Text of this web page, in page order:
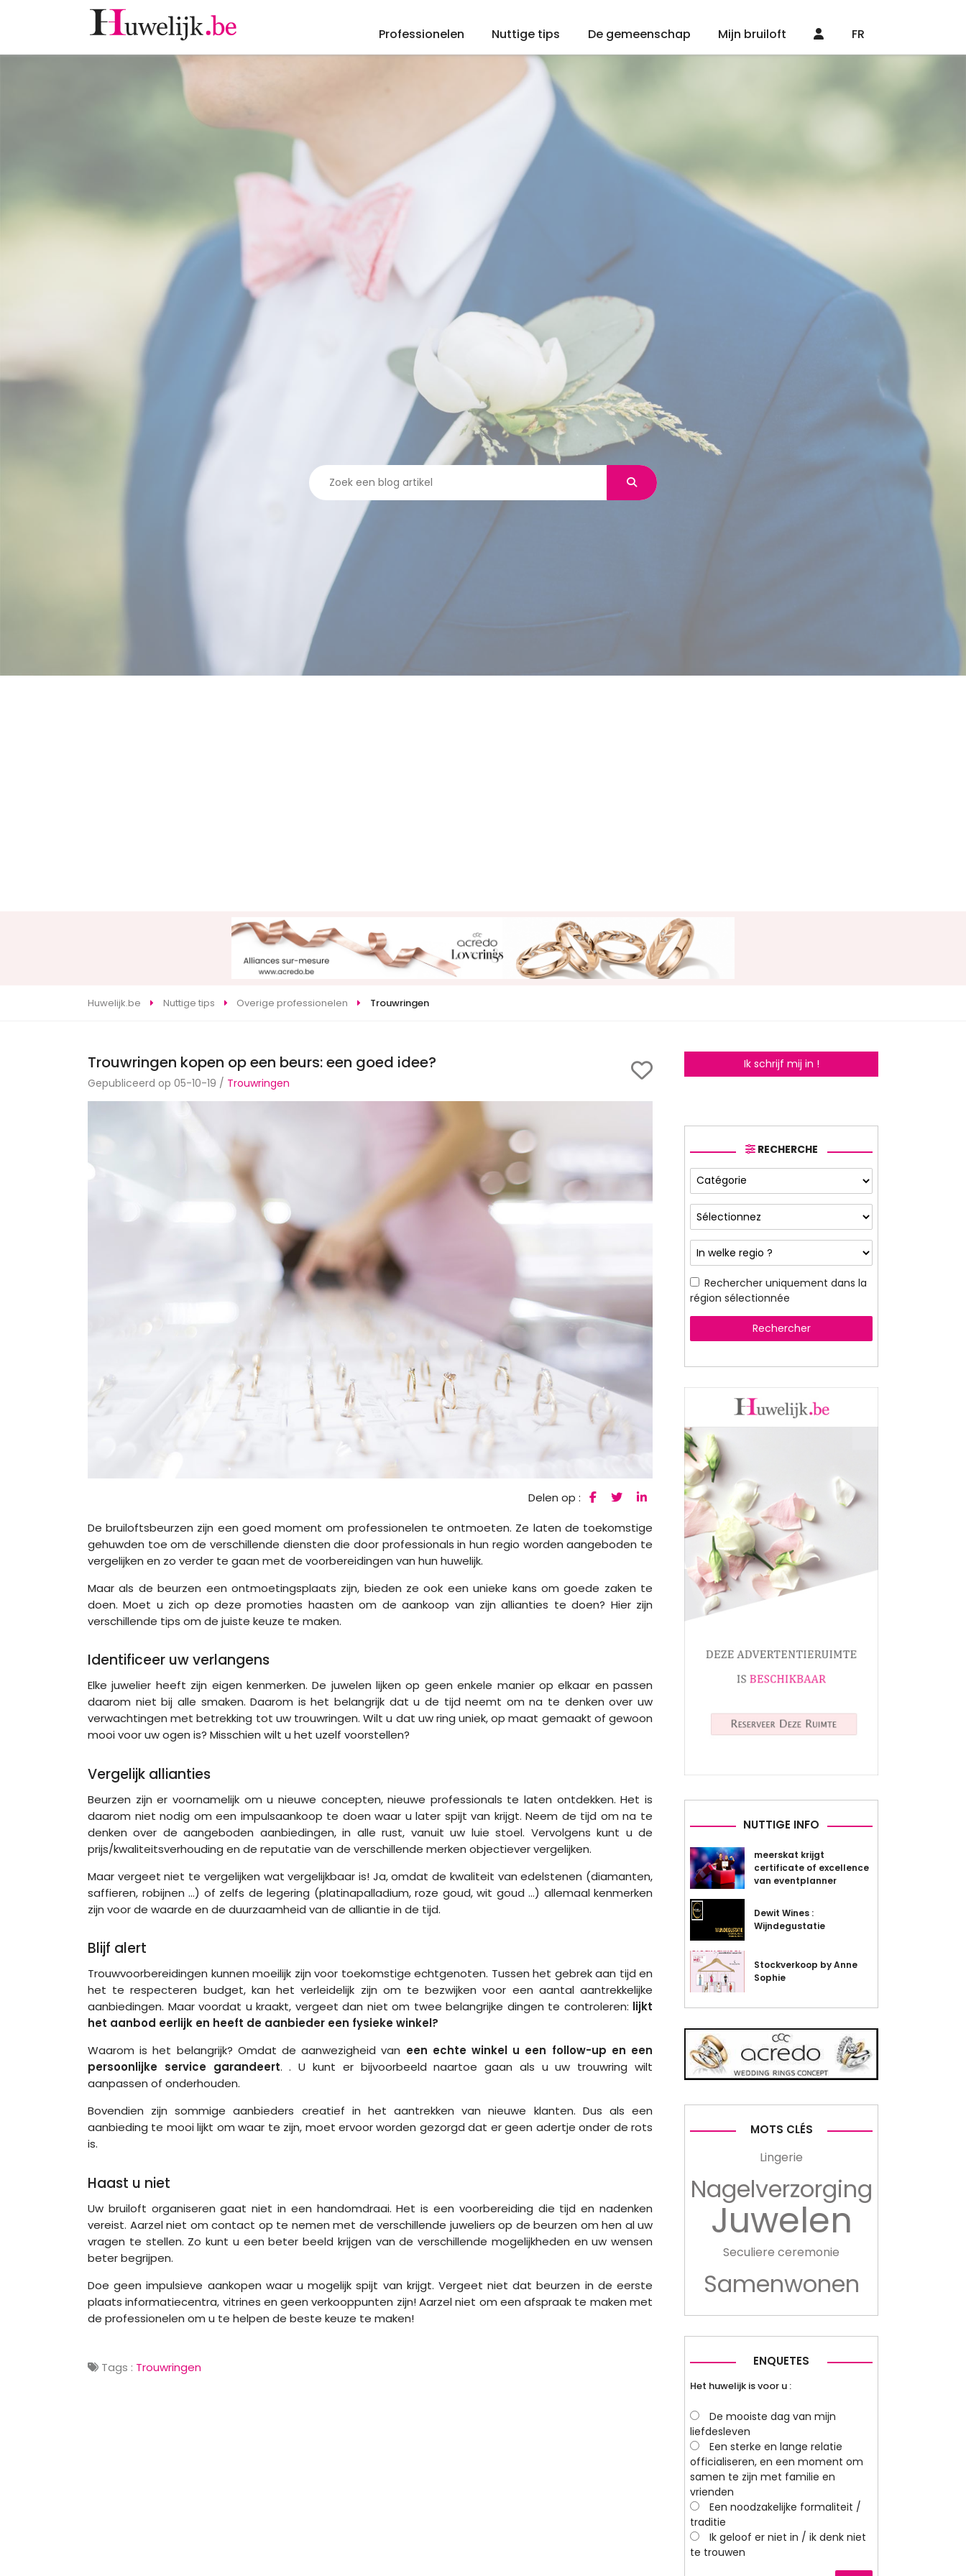
Professionelen Nuttige tips De gemeenschap Mijn bruiloft FR
Huwelijk.be Nuttige tips Overige professionelen Trouwringen
Trouwringen kopen op een beurs: een goed idee?
Gepubliceerd op 05-10-19 / Trouwringen
Delen op :
De bruiloftsbeurzen zijn een goed moment om professionelen te ontmoeten. Ze laten de toekomstige
gehuwden toe om de verschillende diensten die door professionals in hun regio worden aangeboden te
vergelijken en zo verder te gaan met de voorbereidingen van hun huwelijk.
Maar als de beurzen een ontmoetingsplaats zijn, bieden ze ook een unieke kans om goede zaken te
doen. Moet u zich op deze promoties haasten om de aankoop van zijn allianties te doen? Hier zijn
verschillende tips om de juiste keuze te maken.
Identificeer uw verlangens
Elke juwelier heeft zijn eigen kenmerken. De juwelen lijken op geen enkele manier op elkaar en passen
daarom niet bij alle smaken. Daarom is het belangrijk dat u de tijd neemt om na te denken over uw
verwachtingen met betrekking tot uw trouwringen. Wilt u dat uw ring uniek, op maat gemaakt of gewoon
mooi voor uw ogen is? Misschien wilt u het uzelf voorstellen?
Vergelijk allianties
Beurzen zijn er ​​voornamelijk om u nieuwe concepten, nieuwe professionals te laten ontdekken. Het is
daarom niet nodig om een ​​impulsaankoop te doen waar u later spijt van krijgt. Neem de tijd om na te
denken over de aangeboden aanbiedingen, in alle rust, vanuit uw luie stoel. Vervolgens kunt u de
prijs/kwaliteitsverhouding en de reputatie van de verschillende merken objectiever vergelijken.
Maar vergeet niet te vergelijken wat vergelijkbaar is! Ja, omdat de kwaliteit van edelstenen (diamanten,
saffieren, robijnen ...) of zelfs de legering (platinapalladium, roze goud, wit goud ...) allemaal kenmerken
zijn voor de waarde en de duurzaamheid van de alliantie in de tijd.
Blijf alert
Trouwvoorbereidingen kunnen moeilijk zijn voor toekomstige echtgenoten. Tussen het gebrek aan tijd en
het te respecteren budget, kan het verleidelijk zijn om te bezwijken voor een aantal aantrekkelijke
aanbiedingen. Maar voordat u kraakt, vergeet dan niet om twee belangrijke dingen te controleren: lijkt
het aanbod eerlijk en heeft de aanbieder een fysieke winkel?
Waarom is het belangrijk? Omdat de aanwezigheid van een echte winkel u een follow-up en een
persoonlijke service garandeert. . U kunt er bijvoorbeeld naartoe gaan als u uw trouwring wilt
aanpassen of onderhouden.
Bovendien zijn sommige aanbieders creatief in het aantrekken van nieuwe klanten. Dus als een
aanbieding te mooi lijkt om waar te zijn, moet ervoor worden gezorgd dat er geen adertje onder de rots
is.
Haast u niet
Uw bruiloft organiseren gaat niet in een handomdraai. Het is een voorbereiding die tijd en nadenken
vereist. Aarzel niet om contact op te nemen met de verschillende juweliers op de beurzen om hen al uw
vragen te stellen. Zo kunt u een beter beeld krijgen van de verschillende mogelijkheden en uw wensen
beter begrijpen.
Doe geen impulsieve aankopen waar u mogelijk spijt van krijgt. Vergeet niet dat beurzen in de eerste
plaats informatiecentra, vitrines en geen verkooppunten zijn! Aarzel niet om een ​​afspraak te maken met
de professionelen om u te helpen de beste keuze te maken!
Tags : Trouwringen
Ik schrijf mij in !
RECHERCHE
Rechercher uniquement dans la
région sélectionnée
Rechercher
NUTTIGE INFO
meerskat krijgt
certificate of excellence
van eventplanner
Dewit Wines :
Wijndegustatie
Stockverkoop by Anne
Sophie
MOTS CLÉS
Lingerie
Nagelverzorging
Juwelen
Seculiere ceremonie
Samenwonen
ENQUETES
Het huwelijk is voor u :
De mooiste dag van mijn
liefdesleven
Een sterke en lange relatie
officialiseren, en een moment om
samen te zijn met familie en
vrienden
Een noodzakelijke formaliteit /
traditie
Ik geloof er niet in / ik denk niet
te trouwen